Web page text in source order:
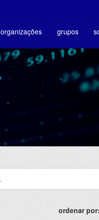
organizações grupos
ordenar por